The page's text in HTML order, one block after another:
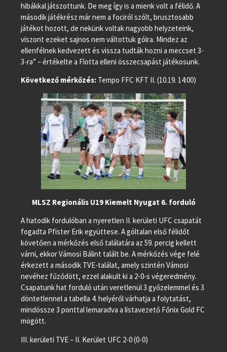
hibákkal játszottunk. De meg így is a mienk volt a félidő. A
második játékrész már nem a fociról szólt, brusztosabb
játékot hozott, de nekünk voltak nagyobb helyzeteink,
viszont ezeket sajnos nem váltottuk gólra. Mindez az
ellenfélnek kedvezett és vissza tudták hozni a meccset 3-
3-ra” – értékelte a Flotta elleni összecsapást játékosunk.
Következő mérkőzés: Tempo FFC KFT II. (10.19. 14:00)
MLSZ Regionális U19 Kiemelt Nyugat 6. forduló
A hatodik fordulóban a nyeretlen II. kerületi UFC csapatát
fogadta Pfister Erik együttese. A góltalan első félidőt
követően a mérkőzés első találatára az 59. percig kellett
várni, ekkor Vámosi Bálint talált be. A mérkőzés vége felé
érkezett a második TVE-találat, amely szintén Vámosi
nevéhez fűződött, ezzel alakult ki a 2-0-s végeredmény.
Csapatunk hat forduló után veretlenül 3 győzelemmel és 3
döntetlennel a tabella 4. helyéről várhatja a folytatást,
mindössze 3 ponttal lemaradva a listavezető Főnix Gold FC
mögött.
III. kerületi TVE – II. Kerület UFC 2-0 (0-0)